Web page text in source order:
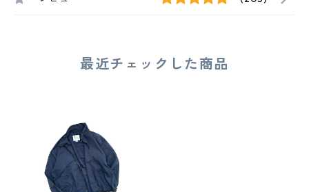
最近チェックした商品